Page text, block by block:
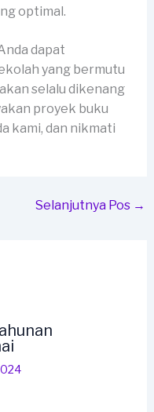
optimal.
dapat
yang bermutu
selalu dikenang
proyek buku
kami, dan nikmati
Selanjutnya Pos →